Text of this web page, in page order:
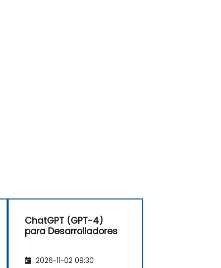
ChatGPT (GPT-4)
para Desarrolladores
2026-11-02 09:30